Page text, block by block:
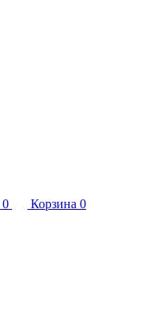
0 Корзина 0